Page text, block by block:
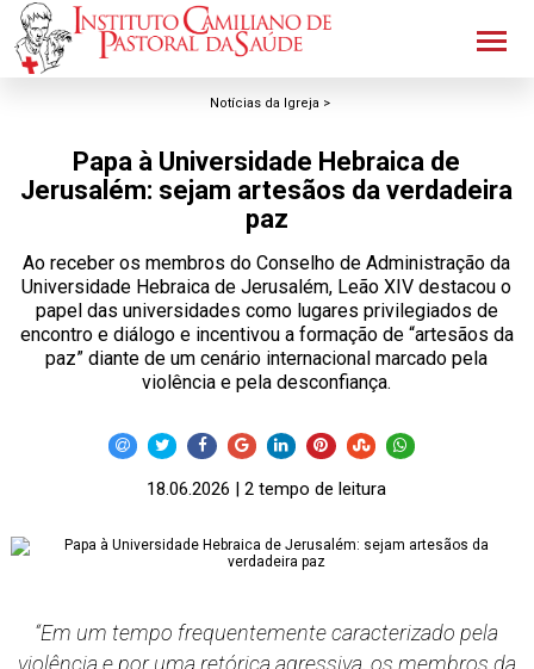
Notícias da Igreja >
Papa à Universidade Hebraica de
Jerusalém: sejam artesãos da verdadeira
paz
Ao receber os membros do Conselho de Administração da
Universidade Hebraica de Jerusalém, Leão XIV destacou o
papel das universidades como lugares privilegiados de
encontro e diálogo e incentivou a formação de “artesãos da
paz” diante de um cenário internacional marcado pela
violência e pela desconfiança.
18.06.2026 | 2 tempo de leitura
“Em um tempo frequentemente caracterizado pela
violência e por uma retórica agressiva, os membros da